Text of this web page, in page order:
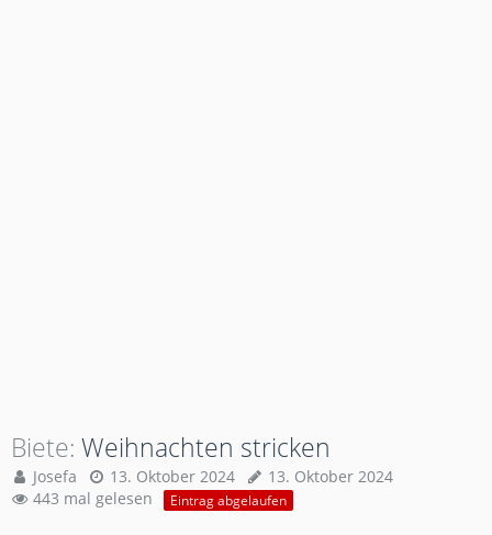
Biete Weihnachten stricken
Josefa 13. Oktober 2024
13. Oktober 2024
443 mal gelesen
Eintrag abgelaufen